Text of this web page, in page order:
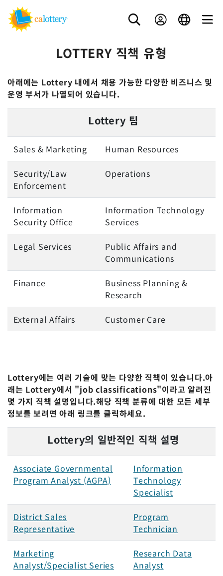
LOTTERY 직책 유형
아래에는 Lottery 내에서 채용 가능한 다양한 비즈니스 및
운영 부서가 나열되어 있습니다.
Lottery 팀
Sales & Marketing Human Resources
Security/Law
Enforcement
Operations
Information
Security Office
Information Technology
Services
Legal Services
Public Affairs and
Communications
Finance
Business Planning &
Research
External Affairs Customer Care
Lottery에는 여러 기술에 맞는 다양한 직책이 있습니다.아
래는 Lottery에서 "job classifications"이라고 알려진
몇 가지 직책 설명입니다.해당 직책 분류에 대한 모든 세부
정보를 보려면 아래 링크를 클릭하세요.
Lottery의 일반적인 직책 설명
Associate Governmental
Program Analyst (AGPA)
Information
Technology
Specialist
District Sales
Representative
Program
Technician
Marketing
Analyst/Specialist Series
Research Data
Analyst